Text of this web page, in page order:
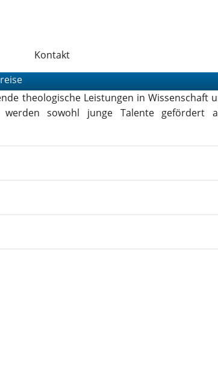
Kontakt
theologische Leistungen in Wissenschaft
sowohl junge Talente gefördert